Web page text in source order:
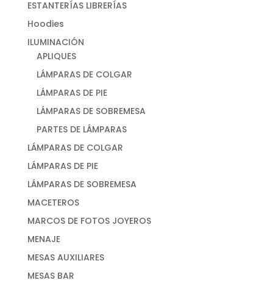
ESTANTERÍAS LIBRERÍAS
Hoodies
ILUMINACIÓN
APLIQUES
LÁMPARAS DE COLGAR
LÁMPARAS DE PIE
LÁMPARAS DE SOBREMESA
PARTES DE LÁMPARAS
LÁMPARAS DE COLGAR
LÁMPARAS DE PIE
LÁMPARAS DE SOBREMESA
MACETEROS
MARCOS DE FOTOS JOYEROS
MENAJE
MESAS AUXILIARES
MESAS BAR